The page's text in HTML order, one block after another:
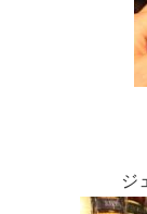
ジ